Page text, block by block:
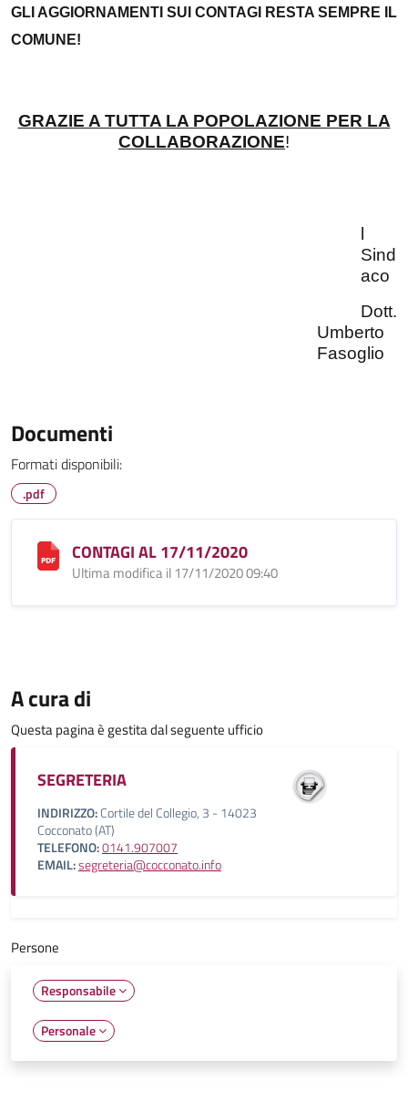
GLI AGGIORNAMENTI SUI CONTAGI RESTA SEMPRE IL
COMUNE!
GRAZIE A TUTTA LA POPOLAZIONE PER LA
COLLABORAZIONE!
Sind
aco
Dott.
Umberto
Fasoglio
Documenti
Formati disponibili:
.pdf
CONTAGI AL 17/11/2020
Ultima modifica il 17/11/2020 09:40
A cura di
Questa pagina è gestita dal seguente ufficio
SEGRETERIA
INDIRIZZO:Cortile del Collegio, 3 - 14023
Cocconato (AT)
TELEFONO:0141.907007
EMAIL:segreteria@cocconato.info
Persone
Responsabile
Personale